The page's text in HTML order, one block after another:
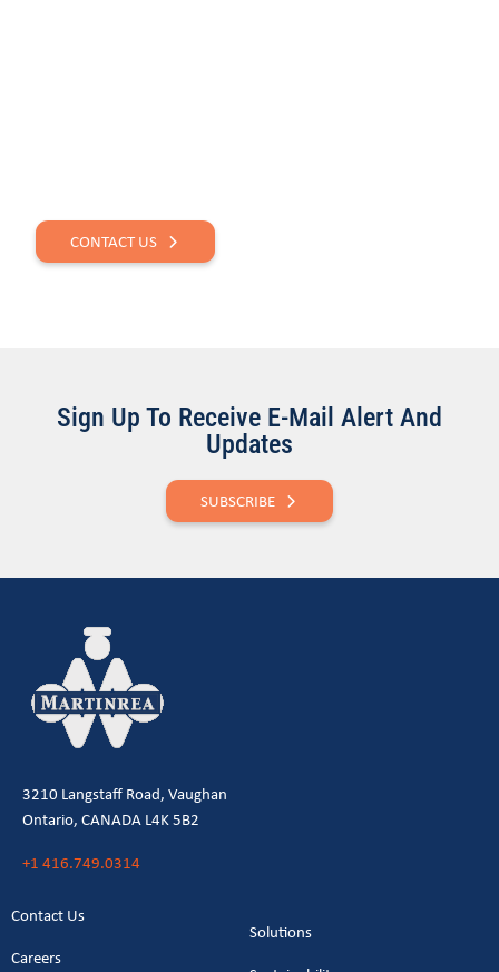
CONTACT US
Sign Up To Receive E-Mail Alert And
Updates
SUBSCRIBE
3210 Langstaff Road, Vaughan
Ontario, CANADA L4K 5B2
+1 416.749.0314
Contact Us
Careers
Solutions